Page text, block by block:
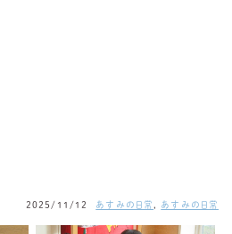
2025/11/12 あすみの日常 あすみの日常